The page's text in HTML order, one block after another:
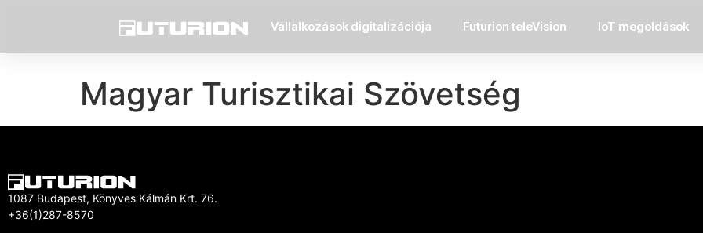
Vállalkozások digitalizációja Futurion teleVision IoT megoldások
Magyar Turisztikai Szövetség
1087 Budapest, Könyves Kálmán Krt. 76.
+36(1)287-8570